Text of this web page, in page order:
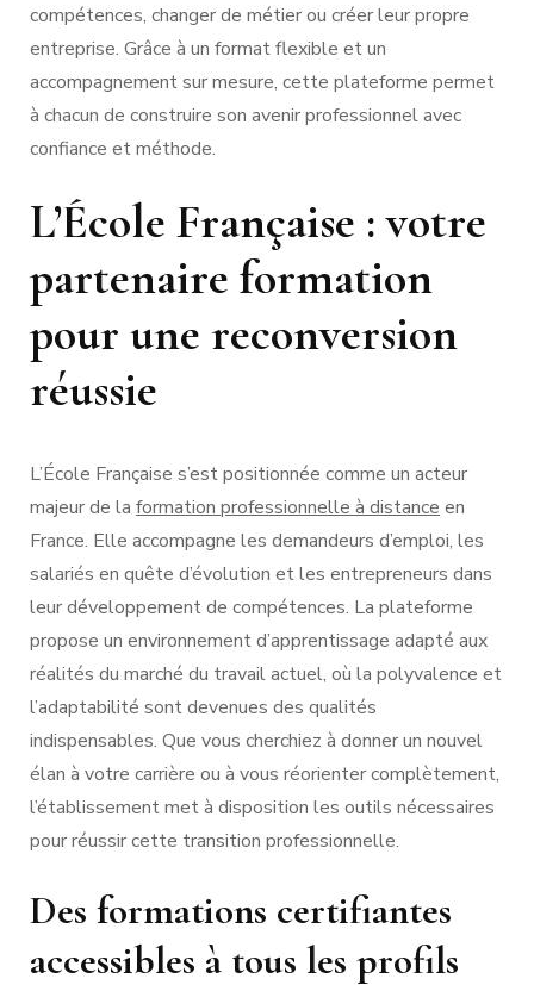
compétences, changer de métier ou créer leur propre
entreprise. Grâce à un format flexible et un
accompagnement sur mesure, cette plateforme permet
à chacun de construire son avenir professionnel avec
confiance et méthode.
L’École Française : votre
partenaire formation
pour une reconversion
réussie
L’École Française s’est positionnée comme un acteur
majeur de la formation professionnelle à distance en
France. Elle accompagne les demandeurs d’emploi, les
salariés en quête d’évolution et les entrepreneurs dans
leur développement de compétences. La plateforme
propose un environnement d’apprentissage adapté aux
réalités du marché du travail actuel, où la polyvalence et
l’adaptabilité sont devenues des qualités
indispensables. Que vous cherchiez à donner un nouvel
élan à votre carrière ou à vous réorienter complètement,
l’établissement met à disposition les outils nécessaires
pour réussir cette transition professionnelle.
Des formations certifiantes
accessibles à tous les profils